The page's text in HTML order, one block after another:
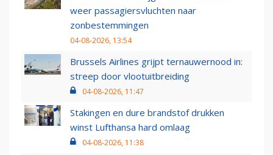
weer passagiersvluchten naar
zonbestemmingen
04-08-2026, 13:54
Brussels Airlines grijpt ternauwernood in:
streep door vlootuitbreiding
04-08-2026, 11:47
Stakingen en dure brandstof drukken
winst Lufthansa hard omlaag
04-08-2026, 11:38